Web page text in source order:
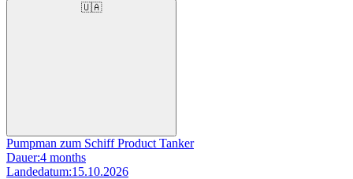
🇺🇦
Pumpman zum Schiff Product Tanker
Dauer:4 months
Landedatum:15.10.2026